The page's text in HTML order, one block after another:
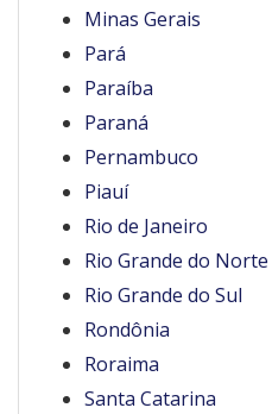
Minas Gerais
Pará
Paraíba
Paraná
Pernambuco
Piauí
Rio de Janeiro
Rio Grande do Norte
Rio Grande do Sul
Rondônia
Roraima
Santa Catarina